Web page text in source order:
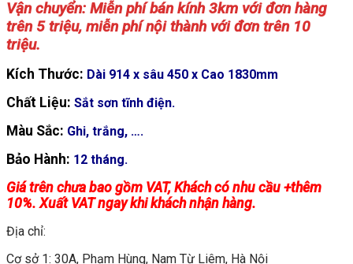
Vận chuyển: Miễn phí bán kính 3km với đơn hàng
trên 5 triệu, miễn phí nội thành với đơn trên 10
triệu.
Kích Thước: Dài 914 x sâu 450 x Cao 1830mm
Chất Liệu: Sắt sơn tĩnh điện.
Màu Sắc: Ghi, trắng, ….
Bảo Hành: 12 tháng.
Giá trên chưa bao gồm VAT, Khách có nhu cầu +thêm
10%. Xuất VAT ngay khi khách nhận hàng.
Địa chỉ:
Cơ sở 1: 30A, Phạm Hùng, Nam Từ Liêm, Hà Nội